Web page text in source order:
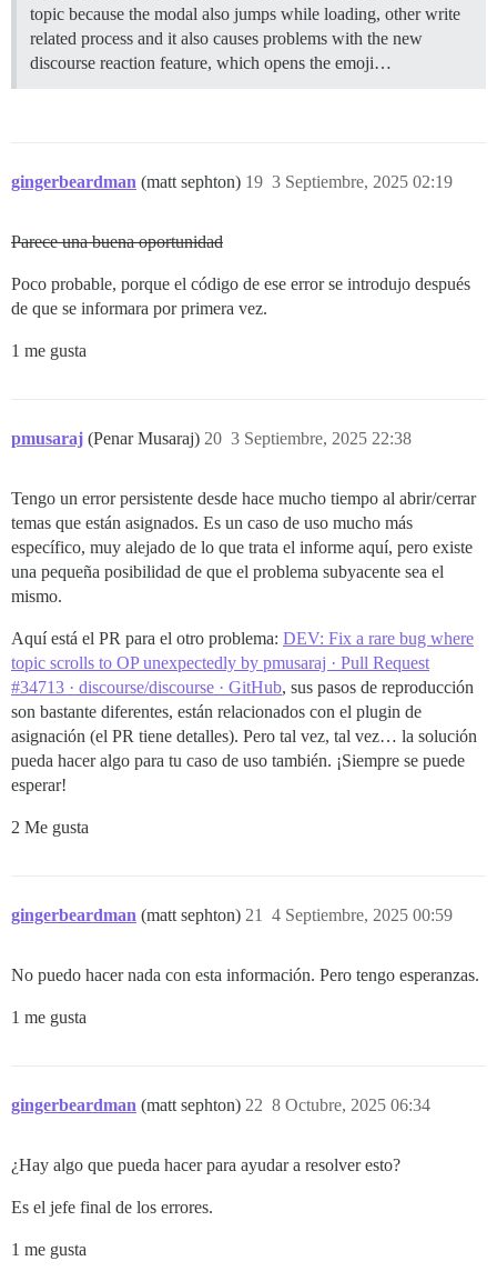
topic because the modal also jumps while loading, other write
related process and it also causes problems with the new
discourse reaction feature, which opens the emoji…
gingerbeardman (matt sephton) 3 Septiembre, 2025 02:19
19
Parece una buena oportunidad
Poco probable, porque el código de ese error se introdujo después
de que se informara por primera vez.
1 me gusta
pmusaraj (Penar Musaraj) 3 Septiembre, 2025 22:38
20
Tengo un error persistente desde hace mucho tiempo al abrir/cerrar
temas que están asignados. Es un caso de uso mucho más
específico, muy alejado de lo que trata el informe aquí, pero existe
una pequeña posibilidad de que el problema subyacente sea el
mismo.
Aquí está el PR para el otro problema: DEV: Fix a rare bug where
topic scrolls to OP unexpectedly by pmusaraj · Pull Request
#34713 · discourse/discourse · GitHub, sus pasos de reproducción
son bastante diferentes, están relacionados con el plugin de
asignación (el PR tiene detalles). Pero tal vez, tal vez… la solución
pueda hacer algo para tu caso de uso también. ¡Siempre se puede
esperar!
2 Me gusta
gingerbeardman (matt sephton) 4 Septiembre, 2025 00:59
21
No puedo hacer nada con esta información. Pero tengo esperanzas.
1 me gusta
gingerbeardman (matt sephton) 8 Octubre, 2025 06:34
22
¿Hay algo que pueda hacer para ayudar a resolver esto?
Es el jefe final de los errores.
1 me gusta